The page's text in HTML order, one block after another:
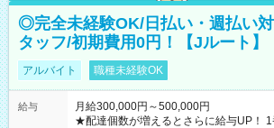
◎完全未経験OK/日払い・週払い
タッフ/初期費用0円！【Jルート】
アルバイト 職種未経験OK
給与
月給300,000円～500,000円
★配達個数が増えるとさらに給与UP！